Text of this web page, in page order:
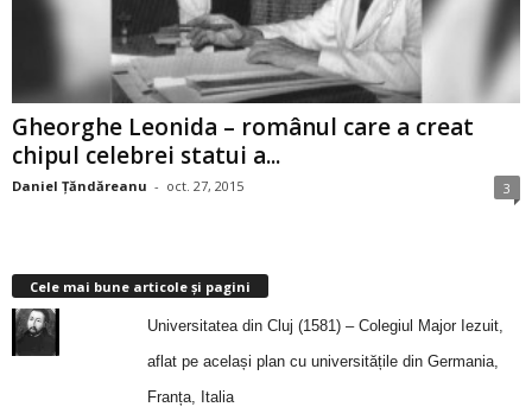
Gheorghe Leonida – românul care a creat
chipul celebrei statui a...
Daniel Țăndăreanu - oct. 27, 2015 3
Cele mai bune articole și pagini
Universitatea din Cluj (1581) – Colegiul Major Iezuit,
aflat pe același plan cu universitățile din Germania,
Franța, Italia